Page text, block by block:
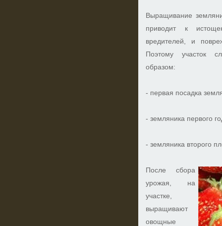
Выращивание
приводит к
вредителей, и
Поэтому участок
образом:
- первая посадка
- земляника первого
- земляника второго
После сбора
урожая, на
участке,
выращивают
овощные